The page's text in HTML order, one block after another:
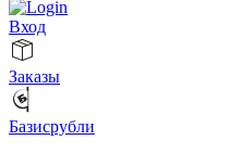
Вход
Заказы
Базисрубли